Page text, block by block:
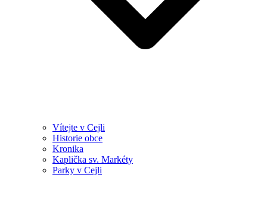
Vítejte v Cejli
Historie obce
Kronika
Kaplička sv. Markéty
Parky v Cejli